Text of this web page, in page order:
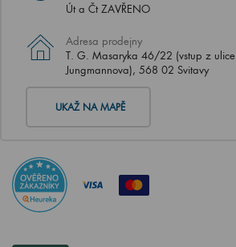
Út a Čt ZAVŘENO
Adresa prodejny
T. G. Masaryka 46/22 (vstup z ulice
Jungmannova), 568 02 Svitavy
UKAŽ NA MAPĚ